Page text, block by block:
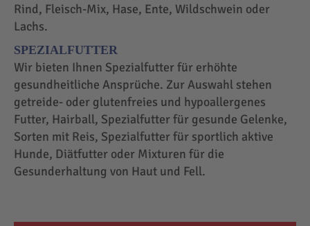
Rind, Fleisch-Mix, Hase, Ente, Wildschwein oder
Lachs.
SPEZIALFUTTER
Wir bieten Ihnen Spezialfutter für erhöhte
gesundheitliche Ansprüche. Zur Auswahl stehen
getreide- oder glutenfreies und hypoallergenes
Futter, Hairball, Spezialfutter für gesunde Gelenke,
Sorten mit Reis, Spezialfutter für sportlich aktive
Hunde, Diätfutter oder Mixturen für die
Gesunderhaltung von Haut und Fell.